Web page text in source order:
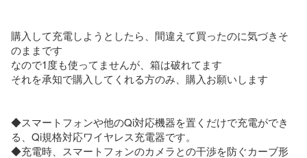
購入して充電しようとしたら、間違えて買ったのに気づきそ
のままです
なので1度も使ってませんが、箱は破れてます
それを承知で購入してくれる方のみ、購入お願いします
◆スマートフォンや他のQi対応機器を置くだけで充電ができ
る、Qi規格対応ワイヤレス充電器です。
◆充電時、スマートフォンのカメラとの干渉を防ぐカーブ形